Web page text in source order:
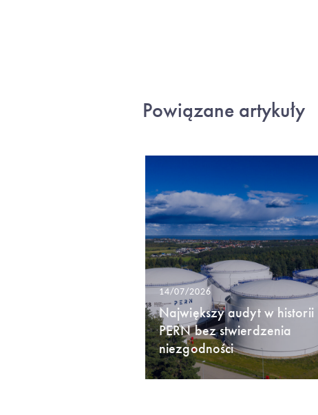
Powiązane artykuły
14/07/2026
Największy audyt w historii
PERN bez stwierdzenia
niezgodności